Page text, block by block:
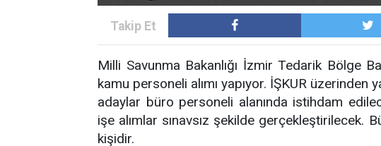
Milli Savunma Bakanlığı İzmir Tedarik Bölge
kamu personeli alımı yapıyor. İŞKUR üzerinden
adaylar büro personeli alanında istihdam
işe alımlar sınavsız şekilde gerçekleştirilecek.
kişidir.